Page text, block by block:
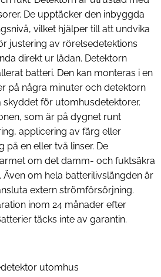
De upptäcker den inbyggda
vilket hjälper till att undvika
justering av rörelsedetektions
direkt ur lådan. Detektorn
batteri. Den kan monteras i en
på några minuter och detektorn
för utomhusdetektorer.
som är på dygnet runt
applicering av färg eller
på en eller två linser. De
om det damm- och fuktsäkra
om hela batterilivslängden är
extern strömförsörjning.
inom 24 månader efter
täcks inte av garantin.
utomhus